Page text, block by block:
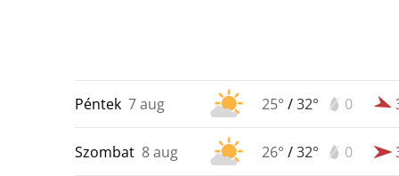
Péntek 7 aug 25° /32° 0
Szombat 8 aug 26° /32° 0